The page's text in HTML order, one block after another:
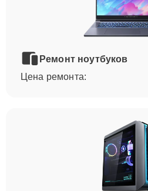
Ремонт ноутбуков
Цена ремонта: